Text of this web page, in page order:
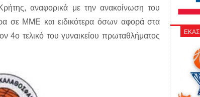
αναφορικά με την ανακοίνωση του
σε ΜΜΕ και ειδικότερα όσων αφορά στα
4ο τελικό του γυναικείου πρωταθλήματος